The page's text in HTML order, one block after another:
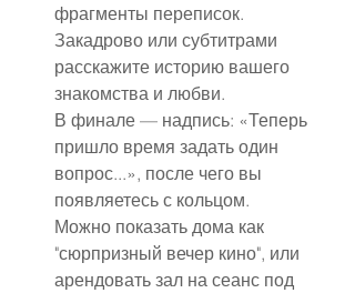
фрагменты переписок.
Закадрово или субтитрами
расскажите историю вашего
знакомства и любви.
В финале — надпись: «Теперь
пришло время задать один
вопрос...», после чего вы
появляетесь с кольцом.
Можно показать дома как
"сюрпризный вечер кино", или
арендовать зал на сеанс под